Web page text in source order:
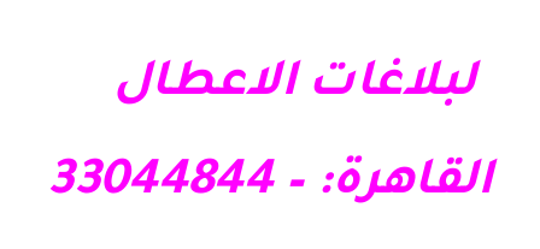
لبلاغات الاعطال
القاهرة: – 33044844